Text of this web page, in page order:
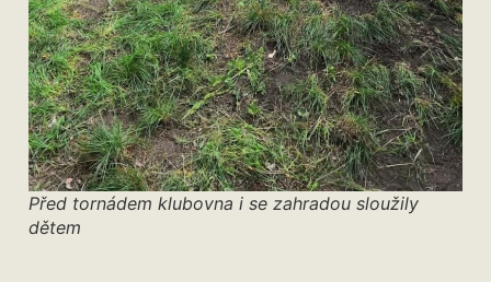
Před tornádem klubovna i se zahradou sloužily
dětem